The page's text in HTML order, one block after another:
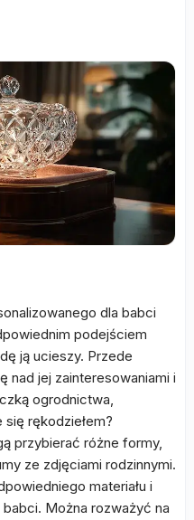
dla babci
podejściem
ją ucieszy. Przede
nad jej zainteresowaniami i
ogrodnictwa,
rękodziełem?
przybierać różne formy,
ze zdjęciami rodzinnymi.
materiału i
Można rozważyć na